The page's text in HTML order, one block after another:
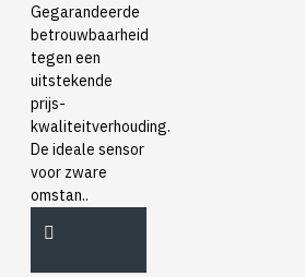
Gegarandeerde
betrouwbaarheid
tegen een
uitstekende
prijs-
kwaliteitverhouding.
De ideale sensor
voor zware
omstan..